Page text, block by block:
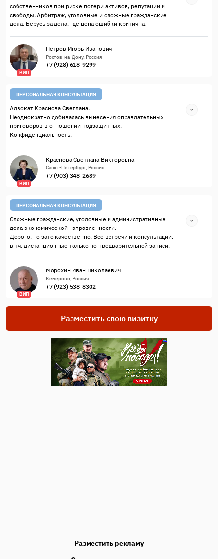
собственников при риске потери активов, репутации и
свободы. Арбитраж, уголовные и сложные гражданские
дела. Берусь за дела, где цена ошибки критична.
ВИП
Петров Игорь Иванович
Ростов-на-Дону, Россия
+7 (928) 618-9299
ПЕРСОНАЛЬНАЯ КОНСУЛЬТАЦИЯ
Адвокат Краснова Светлана.
Неоднократно добивалась вынесения оправдательных
приговоров в отношении подзащитных.
Конфиденциальность.
ВИП
Краснова Светлана Викторовна
Санкт-Петербург, Россия
+7 (903) 348-2689
ПЕРСОНАЛЬНАЯ КОНСУЛЬТАЦИЯ
Сложные гражданские, уголовные и административные
дела экономической направленности.
Дорого, но зато качественно. Все встречи и консультации,
в т.ч. дистанционные только по предварительной записи.
ВИП
Морохин Иван Николаевич
Кемерово, Россия
+7 (923) 538-8302
Разместить свою визитку
Разместить рекламу